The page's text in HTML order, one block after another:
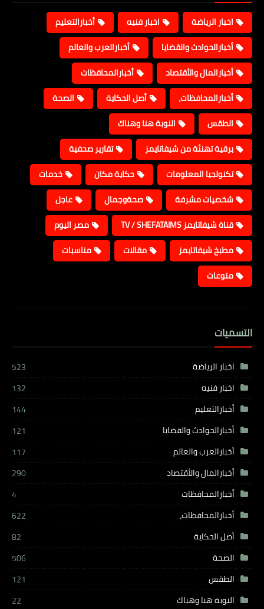
اخبار الرياضة اخبار فنيه
أخبارالتعليم
أخبارالحوادث والقضايا
أخبارالعرب والعالم
أخبارالمال والأقتصاد
أخبارالمحافظات
أخبارالمحافظات،
أصل الحكاية
الصحة
الطقس
النوبة هنا وهناك
برقية تهنئة من شيفاتايمز
تقارير صحفية
تكنولجيا المعلومات
حكاية مكان
خدمات
شخصيات مشرفة
صحةوجمال
عاجل
قناة شيفاتايمز TV / SHEFATAIMS
مصر اليوم
مطبخ شيفاتايمز
مقالات
مناسبات
منوعات
التسميات
اخبار الرياضة
523
اخبار فنيه
132
أخبارالتعليم
144
أخبارالحوادث والقضايا
121
أخبارالعرب والعالم
117
أخبارالمال والأقتصاد
290
أخبارالمحافظات
4
أخبارالمحافظات،
622
أصل الحكاية
82
الصحة
506
الطقس
121
النوبة هنا وهناك
22